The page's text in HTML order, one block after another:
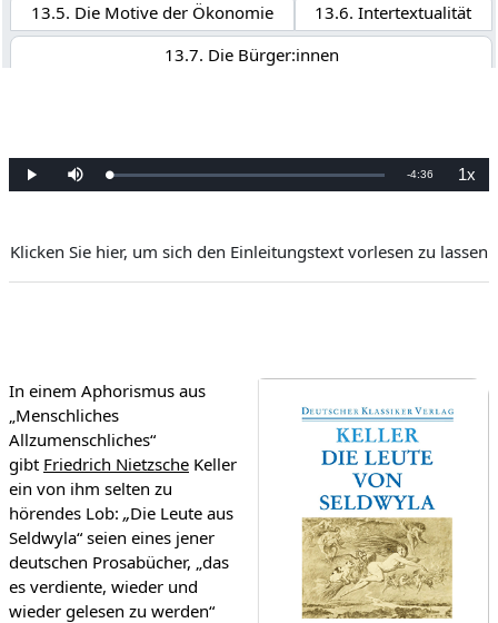
13.5. Die Motive der Ökonomie
13.6. Intertextualität
13.7. Die Bürger:innen
13.10. Literaturgeschichtliche Bedeutung des Traummotivs
Pusti PrigušenUčitan:
0%
Preostalo
-4:36 1xStopa
Klicken Sie hier, um sich den Einleitungstext vorlesen zu lassen
In einem Aphorismus aus
„Menschliches
Allzumenschliches“
gibt Friedrich Nietzsche Keller
ein von ihm selten zu
hörendes Lob: „Die Leute aus
Seldwyla“ seien eines jener
deutschen Prosabücher, „das
es verdiente, wieder und
wieder gelesen zu werden“